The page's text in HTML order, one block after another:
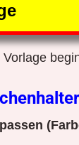
Vorlage